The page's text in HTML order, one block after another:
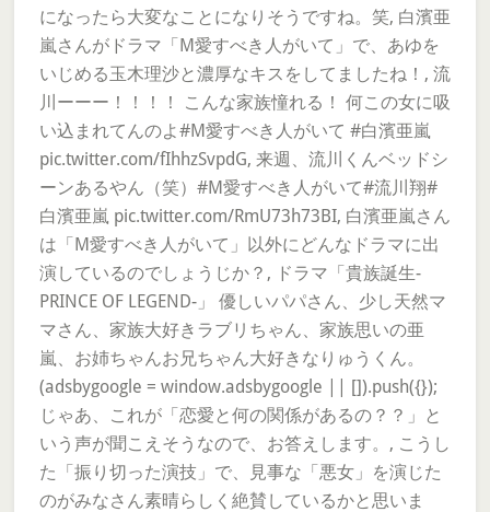
になったら大変なことになりそうですね。笑, 白濱亜
嵐さんがドラマ「M愛すべき人がいて」で、あゆを
いじめる玉木理沙と濃厚なキスをしてましたね！, 流
川ーーー！！！！ こんな家族憧れる！ 何この女に吸
い込まれてんのよ#M愛すべき人がいて #白濱亜嵐
pic.twitter.com/fIhhzSvpdG, 来週、流川くんベッドシ
ーンあるやん（笑）#M愛すべき人がいて#流川翔#
白濱亜嵐 pic.twitter.com/RmU73h73BI, 白濱亜嵐さん
は「M愛すべき人がいて」以外にどんなドラマに出
演しているのでしょうじか？, ドラマ「貴族誕生-
PRINCE OF LEGEND-」 優しいパパさん、少し天然マ
マさん、家族大好きラブリちゃん、家族思いの亜
嵐、お姉ちゃんお兄ちゃん大好きなりゅうくん。
(adsbygoogle = window.adsbygoogle || []).push({});
じゃあ、これが「恋愛と何の関係があるの？？」と
いう声が聞こえそうなので、お答えします。, こうし
た「振り切った演技」で、見事な「悪女」を演じた
のがみなさん素晴らしく絶賛しているかと思いま